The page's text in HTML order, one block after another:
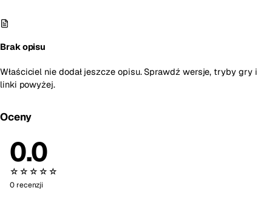
Brak opisu
Właściciel nie dodał jeszcze opisu. Sprawdź wersje, tryby gry i
linki powyżej.
Oceny
0.0
☆☆☆☆☆
0 recenzji